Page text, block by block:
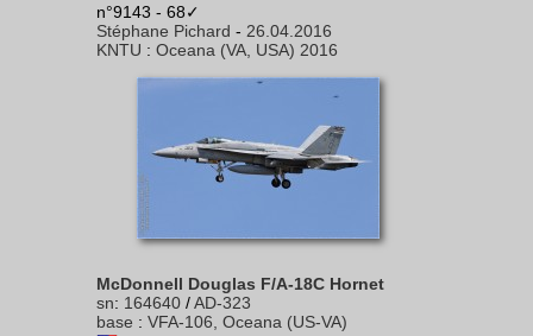
n°9143 - 68✓
Stéphane Pichard - 26.04.2016
KNTU : Oceana (VA, USA) 2016
McDonnell Douglas F/A-18C Hornet
sn: 164640 /AD-323
base : VFA-106, Oceana (US-VA)